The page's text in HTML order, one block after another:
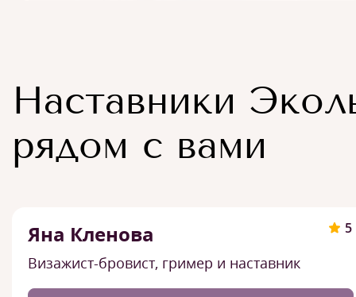
Наставники
рядом с вами
5
Яна Кленова
Визажист-бровист, гример и наставник